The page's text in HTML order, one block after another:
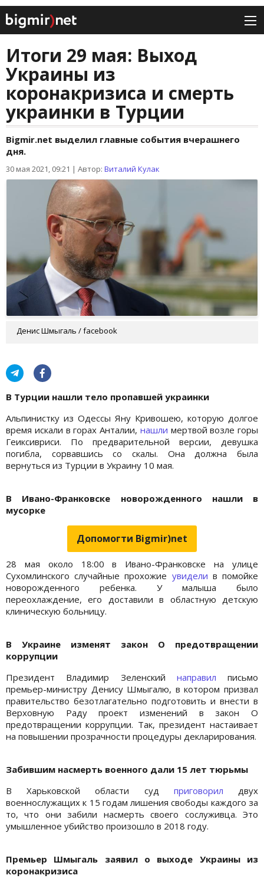
Итоги 29 мая: Выход
Украины из
коронакризиса и смерть
украинки в Турции
Bigmir.net выделил главные события вчерашнего
дня.
30 мая 2021, 09:21 | Автор: Виталий Кулак
Денис Шмыгаль / facebook
В Турции нашли тело пропавшей украинки
Альпинистку из Одессы Яну Кривошею, которую долгое
время искали в горах Анталии, нашли мертвой возле горы
Геиксивриси. По предварительной версии, девушка
погибла, сорвавшись со скалы. Она должна была
вернуться из Турции в Украину 10 мая.
В Ивано-Франковске новорожденного нашли в
мусорке
Допомогти Bigmir)net
28 мая около 18:00 в Ивано-Франковске на улице
Сухомлинского случайные прохожие увидели в помойке
новорожденного ребенка. У малыша было
переохлаждение, его доставили в областную детскую
клиническую больницу.
В Украине изменят закон О предотвращении
коррупции
Президент Владимир Зеленский направил письмо
премьер-министру Денису Шмыгалю, в котором призвал
правительство безотлагательно подготовить и внести в
Верховную Раду проект изменений в закон О
предотвращении коррупции. Так, президент настаивает
на повышении прозрачности процедуры декларирования.
Забившим насмерть военного дали 15 лет тюрьмы
В Харьковской области суд приговорил двух
военнослужащих к 15 годам лишения свободы каждого за
то, что они забили насмерть своего сослуживца. Это
умышленное убийство произошло в 2018 году.
Премьер Шмыгаль заявил о выходе Украины из
коронакризиса